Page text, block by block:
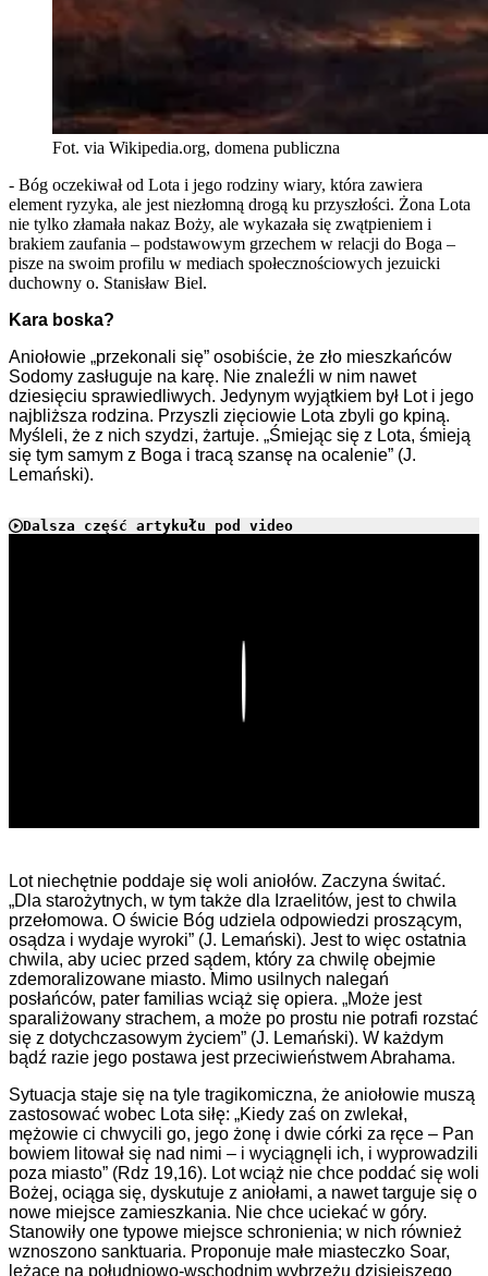
Fot. via Wikipedia.org, domena publiczna
- Bóg oczekiwał od Lota i jego rodziny wiary, która zawiera
element ryzyka, ale jest niezłomną drogą ku przyszłości. Żona Lota
nie tylko złamała nakaz Boży, ale wykazała się zwątpieniem i
brakiem zaufania – podstawowym grzechem w relacji do Boga –
pisze na swoim profilu w mediach społecznościowych jezuicki
duchowny o. Stanisław Biel.
Kara boska?
Aniołowie „przekonali się” osobiście, że zło mieszkańców
Sodomy zasługuje na karę. Nie znaleźli w nim nawet
dziesięciu sprawiedliwych. Jedynym wyjątkiem był Lot i jego
najbliższa rodzina. Przyszli zięciowie Lota zbyli go kpiną.
Myśleli, że z nich szydzi, żartuje. „Śmiejąc się z Lota, śmieją
się tym samym z Boga i tracą szansę na ocalenie” (J.
Lemański).
Dalsza część artykułu pod video
Lot niechętnie poddaje się woli aniołów. Zaczyna świtać.
„Dla starożytnych, w tym także dla Izraelitów, jest to chwila
przełomowa. O świcie Bóg udziela odpowiedzi proszącym,
osądza i wydaje wyroki” (J. Lemański). Jest to więc ostatnia
chwila, aby uciec przed sądem, który za chwilę obejmie
zdemoralizowane miasto. Mimo usilnych nalegań
posłańców, pater familias wciąż się opiera. „Może jest
sparaliżowany strachem, a może po prostu nie potrafi rozstać
się z dotychczasowym życiem” (J. Lemański). W każdym
bądź razie jego postawa jest przeciwieństwem Abrahama.
Sytuacja staje się na tyle tragikomiczna, że aniołowie muszą
zastosować wobec Lota siłę: „Kiedy zaś on zwlekał,
mężowie ci chwycili go, jego żonę i dwie córki za ręce – Pan
bowiem litował się nad nimi – i wyciągnęli ich, i wyprowadzili
poza miasto” (Rdz 19,16). Lot wciąż nie chce poddać się woli
Bożej, ociąga się, dyskutuje z aniołami, a nawet targuje się o
nowe miejsce zamieszkania. Nie chce uciekać w góry.
Stanowiły one typowe miejsce schronienia; w nich również
wznoszono sanktuaria. Proponuje małe miasteczko Soar,
leżące na południowo-wschodnim wybrzeżu dzisiejszego